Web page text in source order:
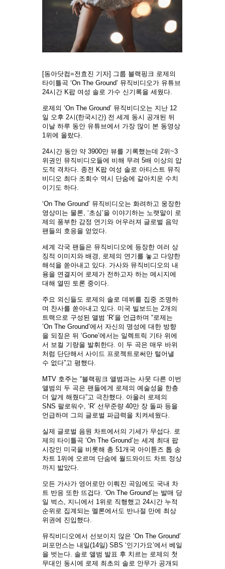
[동아닷컴=전효진 기자] 그룹 블랙핑크 로제의
타이틀곡 ‘On The Ground’ 뮤직비디오가 유튜브
24시간 K팝 여성 솔로 가수 신기록을 세웠다.
로제의 ‘On The Ground’ 뮤직비디오는 지난 12
일 오후 2시(한국시간) 전 세계 동시 공개된 뒤
이날 하루 동안 유튜브에서 가장 많이 본 동영상
1위에 올랐다.
24시간 동안 약 3900만 뷰를 기록했는데 2위~3
위권인 뮤직비디오들에 비해 무려 5배 이상의 압
도적 격차다. 종전 K팝 여성 솔로 아티스트 뮤직
비디오 최다 조회수 역시 단숨에 갈아치운 수치
이기도 하다.
‘On The Ground’ 뮤직비디오는 화려하고 웅장한
영상미는 물론, ‘초심’을 이야기하는 노랫말이 로
제의 풍부한 감정 연기와 어우러져 글로벌 음악
팬들의 호응을 얻었다.
세계 각국 팬들은 뮤직비디오에 등장한 여러 상
징적 이미지와 배경, 로제의 연기를 놓고 다양한
해석을 쏟아내고 있다. 가사와 뮤직비디오의 내
용을 연결지어 로제가 전하고자 하는 메시지에
대해 열띤 토론 중이다.
주요 외신들도 로제의 솔로 데뷔를 집중 조명하
며 찬사를 쏟아내고 있다. 미국 빌보드는 2개의
트랙으로 구성된 앨범 ‘R’을 언급하며 “로제는
’On The Ground’에서 자신의 명성에 대한 방향
을 되짚은 뒤 ‘Gone’에서는 일렉트릭 기타 위에
서 보컬 기량을 발휘한다. 이 두 곡은 매우 바위
처럼 단단해서 사이드 프로젝트로써만 털어낼
수 없다”고 평했다.
MTV 호주는 “블랙핑크 앨범과는 사뭇 다른 이번
앨범의 두 곡은 팬들에게 로제의 예술성을 한층
더 알게 해줬다”고 극찬했다. 아울러 로제의
SNS 팔로워수, ‘R’ 선무준량 40만 장 돌파 등을
언급하며 그의 글로벌 파급력을 치켜세웠다.
실제 글로벌 음원 차트에서의 기세가 무섭다. 로
제의 타이틀곡 ‘On The Ground’는 세계 최대 팝
시장인 미국을 비롯해 총 51개국 아이튠즈 톱 송
차트 1위에 오르며 단숨에 월드와이드 차트 정상
까지 밟았다.
모든 가사가 영어로만 이뤄진 곡임에도 국내 차
트 반응 또한 뜨겁다. ‘On The Ground’는 발매 당
일 벅스, 지니에서 1위로 직행했고 24시간 누적
순위로 집계되는 멜론에서도 반나절 만에 최상
위권에 진입했다.
뮤직비디오에서 선보이지 않은 ‘On The Ground’
퍼포먼스는 내일(14일) SBS ‘인기가요’에서 베일
을 벗는다. 솔로 앨범 발표 후 치르는 로제의 첫
무대인 동시에 로제 최초의 솔로 안무가 공개되